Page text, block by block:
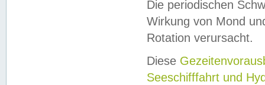
Die periodischen
Wirkung von Mond
Rotation verursacht.
Diese
Seeschifffahrt und